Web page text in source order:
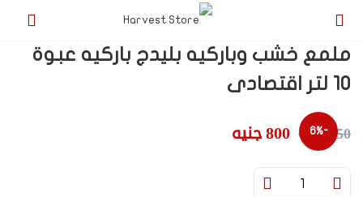
ملمع خشب وباركيه بليدج باركيه عبوة
10 لتر اقتصادى
-6% 850 جنيه 800جنيه